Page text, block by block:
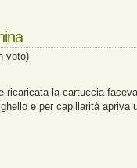
voto)
ricaricata la cartuccia
e per capillarità apriva